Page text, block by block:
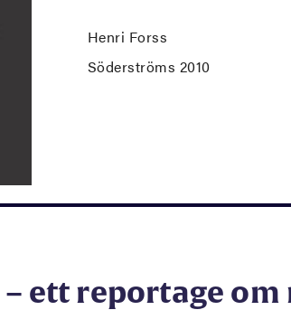
Henri Forss
Söderströms 2010
ett reportage om